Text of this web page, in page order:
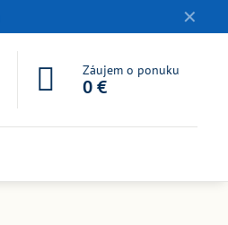
✕
Záujem o ponuku
0 €